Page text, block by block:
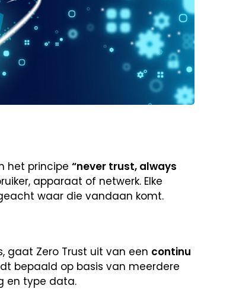
het principe “never trust, always
apparaat of netwerk. Elke
waar die vandaan komt.
gaat Zero Trust uit van een continu
bepaald op basis van meerdere
en type data.